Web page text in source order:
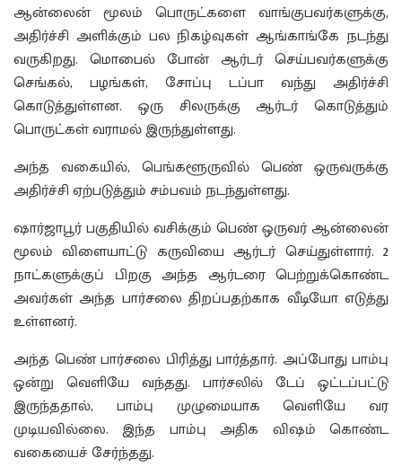
ஆன்லைன் மூலம் பொருட்களை வாங்குபவர்களுக்கு,
அதிர்ச்சி அளிக்கும் பல நிகழ்வுகள் ஆங்காங்கே நடந்து
வருகிறது. மொபைல் போன் ஆர்டர் செய்பவர்களுக்கு
செங்கல், பழங்கள், சோப்பு டப்பா வந்து அதிர்ச்சி
கொடுத்துள்ளன. ஒரு சிலருக்கு ஆர்டர் கொடுத்தும்
பொருட்கள் வராமல் இருந்துள்ளது.
அந்த வகையில், பெங்களூருவில் பெண் ஒருவருக்கு
அதிர்ச்சி ஏற்படுத்தும் சம்பவம் நடந்துள்ளது.
ஷார்ஜாபூர் பகுதியில் வசிக்கும் பெண் ஒருவர் ஆன்லைன்
மூலம் விளையாட்டு கருவியை ஆர்டர் செய்துள்ளார். 2
நாட்களுக்குப் பிறகு அந்த ஆர்டரை பெற்றுக்கொண்ட
அவர்கள் அந்த பார்சலை திறப்பதற்காக வீடியோ எடுத்து
உள்ளனர்.
அந்த பெண் பார்சலை பிரித்து பார்த்தார். அப்போது பாம்பு
ஒன்று வெளியே வந்தது. பார்சலில் டேப் ஒட்டப்பட்டு
இருந்ததால், பாம்பு முழுமையாக வெளியே வர
முடியவில்லை. இந்த பாம்பு அதிக விஷம் கொண்ட
வகையைச் சேர்ந்தது.